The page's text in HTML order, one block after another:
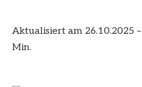
Aktualisiert am 26.10.2025
Min.